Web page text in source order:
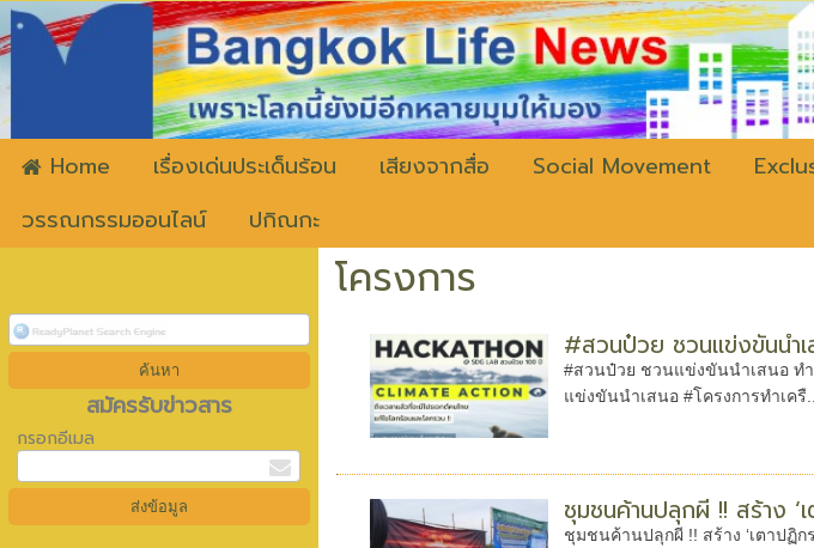
Home เรื่องเด่นประเด็นร้อน เสียงจากสื่อ Social Movement
วรรณกรรมออนไลน์
ปกิณกะ
สมัครรับข่าวสาร
กรอกอีเมล
โครงการ
#สวนป๋วย ชวนแข่งขันนำ
#สวนป๋วย ชวนแข่งขันนำเสนอ ทำ
แข่งขันนำเสนอ #โครงการทำเครื...
ชุมชนค้านปลุกผี !! สร้าง
ชุมชนค้านปลุกผี !! สร้าง ‘เตาปฏิ